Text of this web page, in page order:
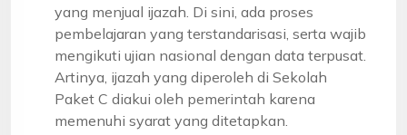
yang menjual ijazah. Di sini, ada proses
pembelajaran yang terstandarisasi, serta wajib
mengikuti ujian nasional dengan data terpusat.
Artinya, ijazah yang diperoleh di Sekolah
Paket C diakui oleh pemerintah karena
memenuhi syarat yang ditetapkan.